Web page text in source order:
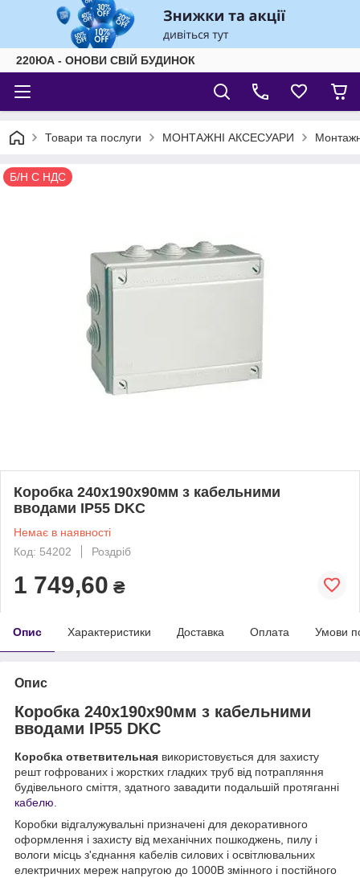
220ЮА - ОНОВИ СВІЙ БУДИНОК
Товари та послуги МОНТАЖНІ АКСЕСУАРИ
Б/Н С НДС
Коробка 240х190х90мм з кабельними
вводами IP55 DKC
Немає в наявності
Код: 54202
Роздріб
1 749,60 ₴
Опис Характеристики Доставка Оплата Умови
Опис
Коробка 240х190х90мм з кабельними
вводами IP55 DKC
Коробка ответвительная використовується для захисту
решт гофрованих і жорстких гладких труб від потрапляння
будівельного сміття, здатного завадити подальшій протяганні
кабелю.
Коробки відгалужувальні призначені для декоративного
оформлення і захисту від механічних пошкоджень, пилу і
вологи місць з'єднання кабелів силових і освітлювальних
електричних мереж напругою до 1000В змінного і постійного